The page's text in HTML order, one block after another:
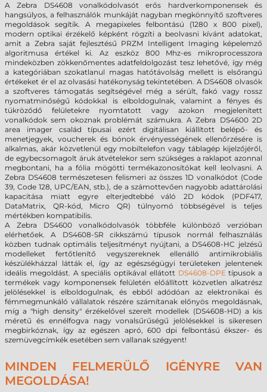
A Zebra DS4608 vonalkódolvasót erős hardverkomponensek és
hangsúlyos, a felhasználók munkáját nagyban megkönnyítő szoftveres
megoldások segítik. A megapixeles felbontású (1280 x 800 pixel),
modern optikai érzékelő képként rögzíti a beolvasni kívánt adatokat,
amit a Zebra saját fejlesztésű PRZM Intelligent Imaging képelemző
algoritmusa értékel ki. Az eszköz 800 Mhz-es mikroprocesszora
mindeközben zökkenőmentes adatfeldolgozást tesz lehetővé, így még
a kategóriában szokatlanul magas hatótávolság mellett is elsőrangú
értékeket ér el az olvasási hatékonyság tekintetében. A DS4608 olvasók
a szoftveres támogatás segítségével még a sérült, fakó vagy rossz
nyomatminőségű kódokkal is elboldogulnak, valamint a fényes és
tükröződő felületekre nyomtatott vagy azokon megjelenített
vonalkódok sem okoznak problémát számukra. A Zebra DS4600 2D
area imager család típusai ezért digitálisan kiállított belépő- és
menetjegyek, voucherek és bónok érvényességének ellenőrzésére is
alkalmas, akár közvetlenül egy mobiltelefon vagy táblagép kijelzőjéről,
de egybecsomagolt áruk átvételekor sem szükséges a raklapot azonnal
megbontani, ha a fólia mögötti termékazonosítókat kell leolvasni. A
Zebra DS4608 természetesen felismeri az összes 1D vonalkódot (Code
39, Code 128, UPC/EAN, stb.), de a számottevően nagyobb adattárolási
kapacitása miatt egyre elterjedtebbé váló 2D kódok (PDF417,
DataMatrix, QR-kód, Micro QR) túlnyomó többségével is teljes
mértékben kompatibilis.
A Zebra DS4600 vonalkódolvasók többféle különböző verzióban
elérhetőek. A DS4608-SR cikkszámú típusok normál felhasználás
közben tudnak optimális teljesítményt nyújtani, a DS4608-HC jelzésű
modelleket fertőtlenítő vegyszereknek ellenálló antimikrobiális
készülékházzal látták el, így az egészségügyi területeken jelentenek
ideális megoldást. A speciális optikával ellátott DS4608-DPEtípusok a
termékek vagy komponensek felületén előállított közvetlen alkatrész
jelölésekkel is elboldogulnak, és ebből adódóan az elektronikai és
fémmegmunkáló vállalatok részére számítanak előnyös megoldásnak,
míg a "high density" érzékelővel szerelt modellek (DS4608-HD) a kis
méretű és ennélfogva nagy vonalsűrűségű jelölésekkel is sikeresen
megbirkóznak, így az egészen apró, 600 dpi felbontású ékszer- és
szemüvegcímkék esetében sem vallanak szégyent!
MINDEN FELMERÜLŐ IGÉNYRE VAN
MEGOLDÁSA!